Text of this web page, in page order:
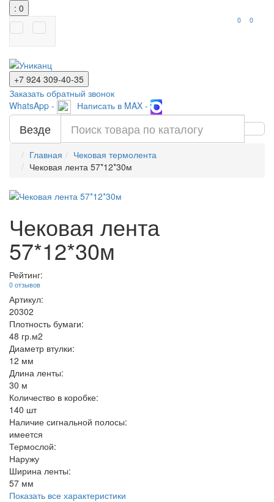
: 0
0 0
+7 924 309-40-35
Заказать обратный звонок
WhatsApp -
Написать в MAX -
Везде
Главная
Чековая термолента
Чековая лента 57*12*30м
Чековая лента
57*12*30м
Рейтинг:
0 отзывов
Артикул:
20302
Плотность бумаги:
48 гр.м2
Диаметр втулки:
12 мм
Длина ленты:
30 м
Количество в коробке:
140 шт
Наличие сигнальной полосы:
имеется
Термослой:
Наружу
Ширина ленты:
57 мм
Показать все характеристики